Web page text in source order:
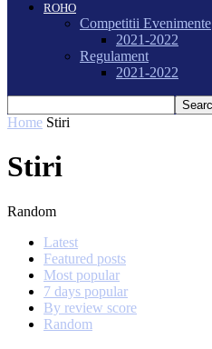
ROHO
Competitii Evenimente
2021-2022
Regulament
2021-2022
Home Stiri
Stiri
Random
Latest
Featured posts
Most popular
7 days popular
By review score
Random